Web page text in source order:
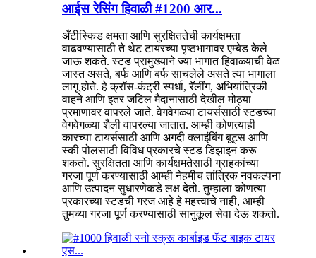
आईस रेसिंग हिवाळी #1200 आर...
अँटीस्किड क्षमता आणि सुरक्षिततेची कार्यक्षमता
वाढवण्यासाठी ते थेट टायरच्या पृष्ठभागावर एम्बेड केले
जाऊ शकते. स्टड प्रामुख्याने ज्या भागात हिवाळ्याची वेळ
जास्त असते, बर्फ आणि बर्फ साचलेले असते त्या भागाला
लागू होते. हे क्रॉस-कंट्री स्पर्धा, रॅलींग, अभियांत्रिकी
वाहने आणि इतर जटिल मैदानासाठी देखील मोठ्या
प्रमाणावर वापरले जाते. वेगवेगळ्या टायर्ससाठी स्टडच्या
वेगवेगळ्या शैली वापरल्या जातात. आम्ही कोणत्याही
कारच्या टायर्ससाठी आणि अगदी क्लाइंबिंग बूट्स आणि
स्की पोलसाठी विविध प्रकारचे स्टड डिझाइन करू
शकतो. सुरक्षितता आणि कार्यक्षमतेसाठी ग्राहकांच्या
गरजा पूर्ण करण्यासाठी आम्ही नेहमीच तांत्रिक नवकल्पना
आणि उत्पादन सुधारणेकडे लक्ष देतो. तुम्हाला कोणत्या
प्रकारच्या स्टडची गरज आहे हे महत्त्वाचे नाही, आम्ही
तुमच्या गरजा पूर्ण करण्यासाठी सानुकूल सेवा देऊ शकतो.